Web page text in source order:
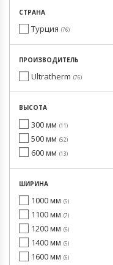
СТРАНА
Турция 76
ПРОИЗВОДИТЕЛЬ
Ultratherm 76
ВЫСОТА
300 мм 11
500 мм 52
600 мм 13
ШИРИНА
1000 мм 5
1100 мм 7
1200 мм 6
1400 мм 5
1600 мм 6